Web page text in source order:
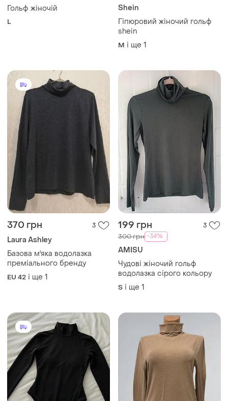
Гольф жіночій
L
Shein
Гіпюровий жіночий гольф
shein
M і ще 1
370 грн 3
Laura Ashley
Базова м'яка водолазка
преміального бренду
EU 42 і ще 1
199 грн 3
300 грн -34%
AMISU
Чудові жіночий гольф
водолазка сірого кольору
S і ще 1